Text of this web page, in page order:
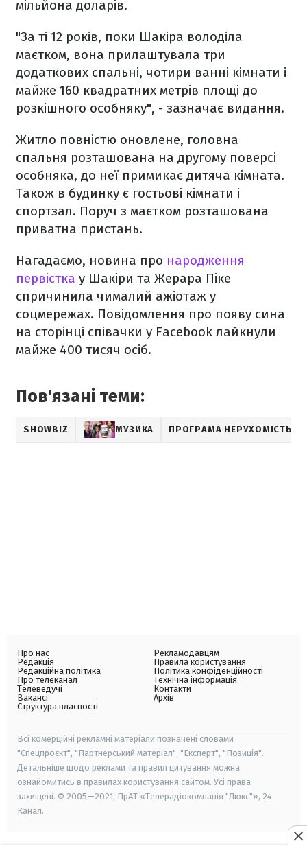
мільйона доларів.
"За ті 12 років, поки Шакіра володіла
маєтком, вона прилаштувала три
додаткових спальні, чотири ванні кімнати і
майже 160 квадратних метрів площі до
розкішного особняку", - зазначає видання.
Житло повністю оновлене, головна
спальня розташована на другому поверсі
особняка, до неї примикає дитяча кімната.
Також в будинку є гостьові кімнати і
спортзал. Поруч з маєтком розташована
приватна пристань.
Нагадаємо, новина про народження
первістка у Шакіри та Жерара Піке
спричинила чималий ажіотаж у
соцмережах. Повідомлення про появу сина
на сторінці співачки у Facebook лайкнули
майже 400 тисяч осіб.
Пов'язані теми:
SHOWBIZ МУЗИКА ПРОГРАМА НЕРУХОМІСТЬ
Про нас
Редакція
Редакційна політика
Про телеканал
Телеведучі
Вакансії
Структура власності
Рекламодавцям
Правила користування
Політика конфіденційності
Технічна інформація
Контакти
Архів
Всі комерційні рекламні матеріали позначені словами
"Спецпроєкт", "Партнерський матеріал", "Експерт", "Позиція".
Детальніше щодо реклами та правил цитування можна
ознайомитись в правилах користування сайтом. Усі права
захищені. © 2005—2021, ПрАТ «Телерадіокомпанія "Люкс"», 24
Канал.